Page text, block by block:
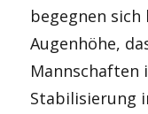
begegnen
Augenhöhe,
Mannschaften
Stabilisierung